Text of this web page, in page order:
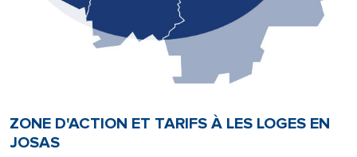
ZONE D'ACTION ET TARIFS À LES LOGES EN
JOSAS